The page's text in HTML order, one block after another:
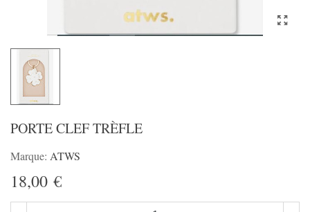
PORTE CLEF TRÈFLE
Marque: ATWS
18,00 €